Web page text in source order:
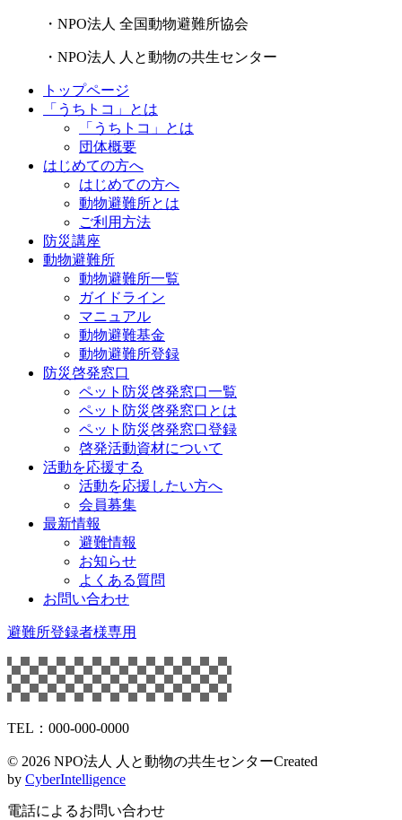
・NPO法人 全国動物避難所協会
・NPO法人 人と動物の共生センター
トップページ
「うちトコ」とは
「うちトコ」とは
団体概要
はじめての方へ
はじめての方へ
動物避難所とは
ご利用方法
防災講座
動物避難所
動物避難所一覧
ガイドライン
マニュアル
動物避難基金
動物避難所登録
防災啓発窓口
ペット防災啓発窓口一覧
ペット防災啓発窓口とは
ペット防災啓発窓口登録
啓発活動資材について
活動を応援する
活動を応援したい方へ
会員募集
最新情報
避難情報
お知らせ
よくある質問
お問い合わせ
避難所登録者様専用
TEL：000-000-0000
© 2026 NPO法人 人と動物の共生センターCreated
by CyberIntelligence
電話によるお問い合わせ